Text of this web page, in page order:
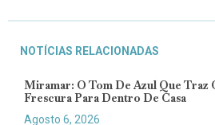
NOTÍCIAS RELACIONADAS
Miramar: O Tom De Azul Que Traz
Frescura Para Dentro De Casa
Agosto 6, 2026